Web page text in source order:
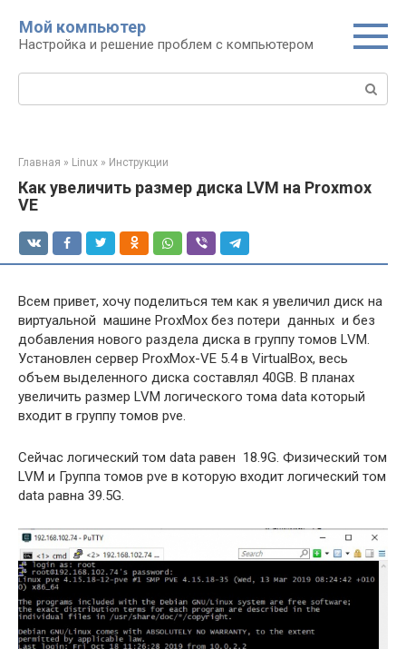
контенту
Мой компьютер
Настройка и решение проблем с компьютером
Поиск:
Главная » Linux » Инструкции
Как увеличить размер диска LVM на Proxmox
VE
Всем привет, хочу поделиться тем как я увеличил диск на
виртуальной машине ProxMox без потери данных и без
добавления нового раздела диска в группу томов LVM.
Установлен сервер ProxMox-VE 5.4 в VirtualBox, весь
объем выделенного диска составлял 40GB. В планах
увеличить размер LVM логического тома data который
входит в группу томов pve.
Сейчас логический том data равен 18.9G. Физический том
LVM и Группа томов pve в которую входит логический том
data равна 39.5G.